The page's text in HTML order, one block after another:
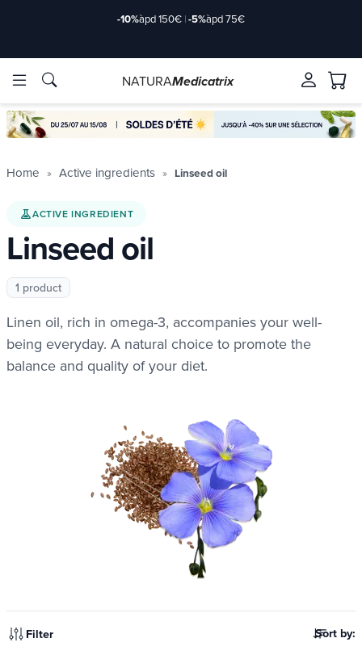
Brands
-10%àpd 150€ |-5%àpd 75€
Brands
NATURAMedicatrix
Home Active ingredients Linseed oil
ACTIVE INGREDIENT
Linseed oil
1 product
Linen oil, rich in omega-3, accompanies your well-
being everyday. A natural choice to promote the
balance and quality of your diet.
Filter Sort by: